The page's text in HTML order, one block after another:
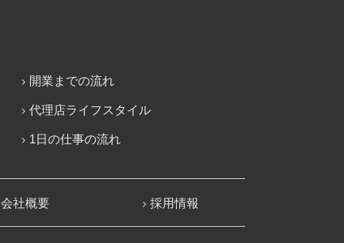
開業までの流れ
代理店ライフスタイル
1日の仕事の流れ
会社概要 採用情報